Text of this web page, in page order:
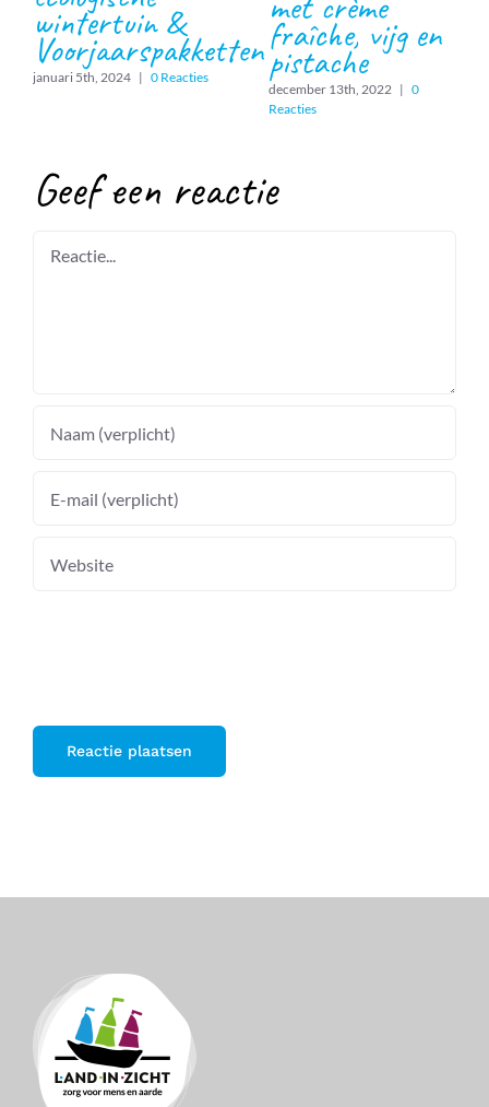
wintertuin &
Voorjaarspakketten
januari 5th, 2024 | 0 Reacties
fraîche, vijg en
pistache
december 13th, 2022 | 0
Reacties
Geef een reactie